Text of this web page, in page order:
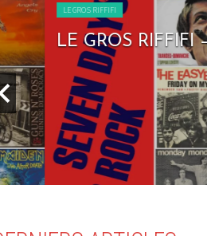
LE GROS RIFFIFI
LE GROS RIFFIFI –